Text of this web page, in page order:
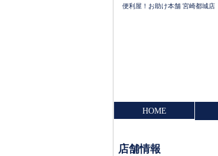
便利屋！お助け本舗 宮崎都城店
HOME
店舗情報